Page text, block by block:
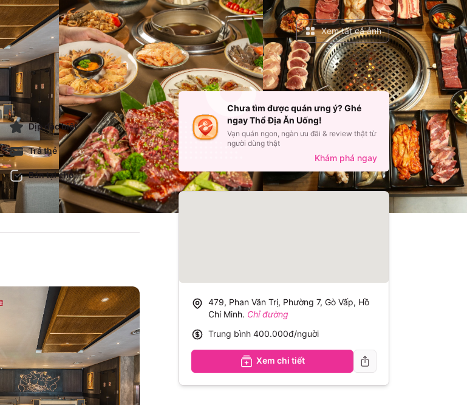
Xem tất cả ảnh
Dịp đặc biệt
Trả thẻ
Bán tại chỗ
479, Phan Văn Trị, Phường 7, Gò Vấp, Hồ
Chí Minh. Chỉ đường
Trung bình 400.000đ/nguời
Xem chi tiết
Chưa tìm được quán ưng ý? Ghé
ngay Thổ Địa Ăn Uống!
Vạn quán ngon, ngàn ưu đãi & review thật từ
người dùng thật
Khám phá ngay